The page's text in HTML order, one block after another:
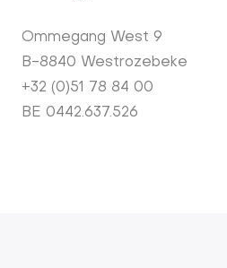
Ommegang West 9
B-8840 Westrozebeke
+32 (0)51 78 84 00
BE 0442.637.526